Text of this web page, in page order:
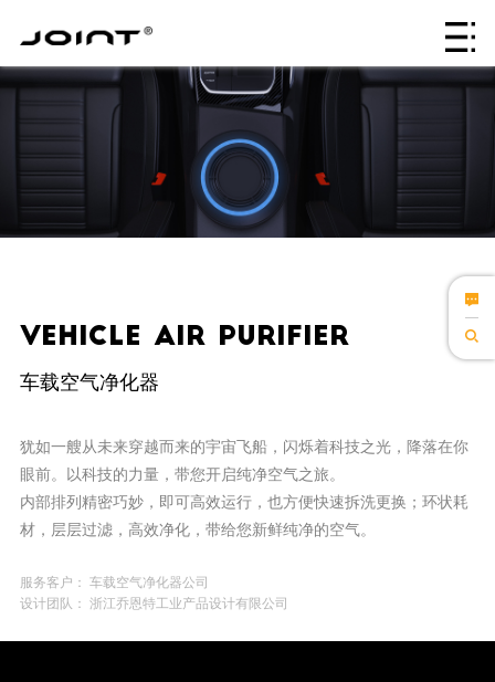
Vehicle Air Purifier
车载空气净化器
犹如一艘从未来穿越而来的宇宙飞船，闪烁着科技之光，降落在你
眼前。以科技的力量，带您开启纯净空气之旅。
内部排列精密巧妙，即可高效运行，也方便快速拆洗更换；环状耗
材，层层过滤，高效净化，带给您新鲜纯净的空气。
服务客户： 车载空气净化器公司
设计团队： 浙江乔恩特工业产品设计有限公司